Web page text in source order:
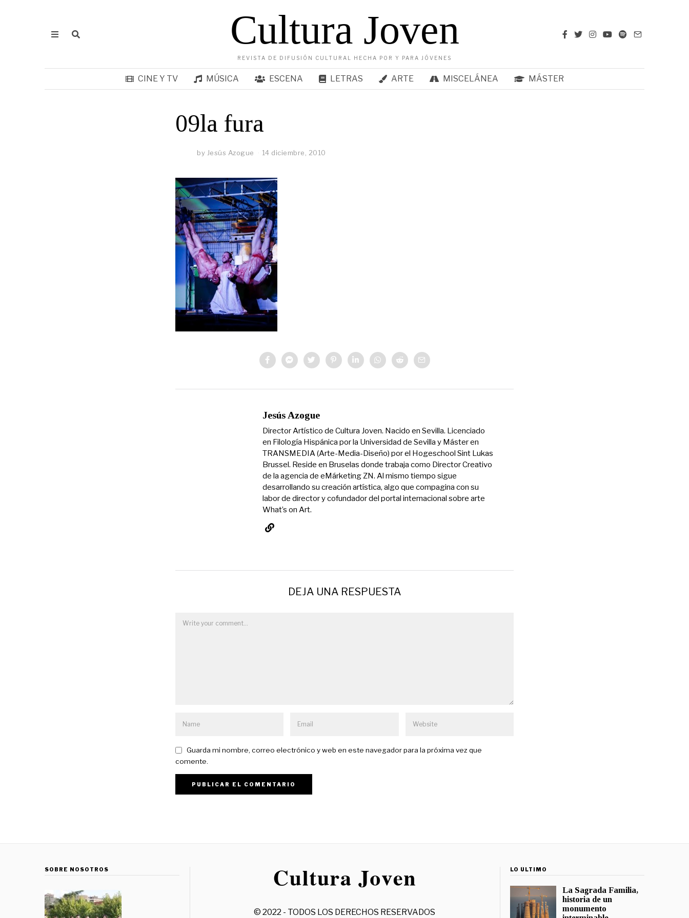
Cultura Joven
REVISTA DE DIFUSIÓN CULTURAL HECHA POR Y PARA JÓVENES
CINE Y TV MÚSICA ESCENA LETRAS ARTE MISCELÁNEA MÁSTER
09la fura
by Jesús Azogue 14 diciembre, 2010
Jesús Azogue
Director Artístico de Cultura Joven. Nacido en Sevilla. Licenciado
en Filología Hispánica por la Universidad de Sevilla y Máster en
TRANSMEDIA (Arte-Media-Diseño) por el Hogeschool Sint Lukas
Brussel. Reside en Bruselas donde trabaja como Director Creativo
de la agencia de eMárketing ZN. Al mismo tiempo sigue
desarrollando su creación artística, algo que compagina con su
labor de director y cofundador del portal internacional sobre arte
What’s on Art.
DEJA UNA RESPUESTA
Guarda mi nombre, correo electrónico y web en este navegador para la próxima vez que
comente.
SOBRE NOSOTROS
© 2022 - TODOS LOS DERECHOS RESERVADOS
LO ÚLTIMO
La Sagrada Familia,
historia de un
monumento